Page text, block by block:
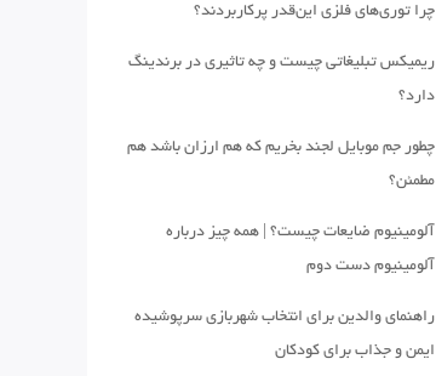
چرا توری‌های فلزی این‌قدر پرکاربردند؟
ریمیکس تبلیغاتی چیست و چه تاثیری در برندینگ
دارد؟
چطور جم موبایل لجند بخریم که هم ارزان باشد هم
مطمئن؟
آلومینیوم ضایعات چیست؟ | همه چیز درباره
آلومینیوم دست دوم
راهنمای والدین برای انتخاب شهربازی سرپوشیده
ایمن و جذاب برای کودکان